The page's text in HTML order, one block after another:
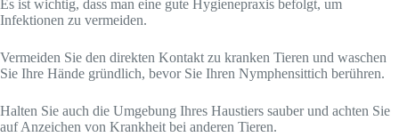
Es ist wichtig, dass man eine gute Hygienepraxis befolgt, um
Infektionen zu vermeiden.
Vermeiden Sie den direkten Kontakt zu kranken Tieren und waschen
Sie Ihre Hände gründlich, bevor Sie Ihren Nymphensittich berühren.
Halten Sie auch die Umgebung Ihres Haustiers sauber und achten Sie
auf Anzeichen von Krankheit bei anderen Tieren.